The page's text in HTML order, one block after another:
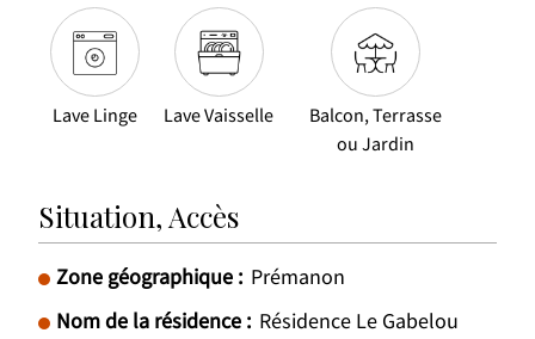
Lave Linge Lave Vaisselle
Balcon, Terrasse
ou Jardin
Situation, Accès
Zone géographique : Prémanon
Nom de la résidence : Résidence Le Gabelou